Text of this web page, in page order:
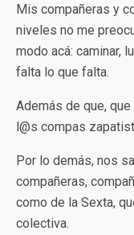
Mis compañeras y
niveles no me
modo acá: caminar,
falta lo que falta.
Además de que,
l@s compas
Por lo demás, nos
compañeras,
como de la Sexta,
colectiva.